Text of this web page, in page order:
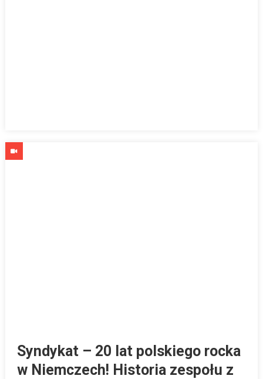
Syndykat – 20 lat polskiego rocka
w Niemczech! Historia zespołu z